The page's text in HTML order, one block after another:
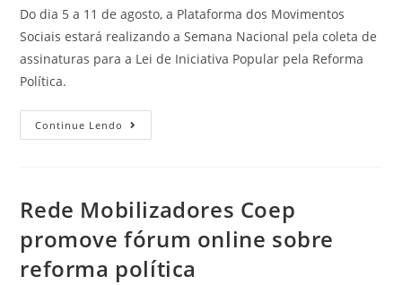
Do dia 5 a 11 de agosto, a Plataforma dos Movimentos
Sociais estará realizando a Semana Nacional pela coleta de
assinaturas para a Lei de Iniciativa Popular pela Reforma
Política.
Continue Lendo
Rede Mobilizadores Coep
promove fórum online sobre
reforma política